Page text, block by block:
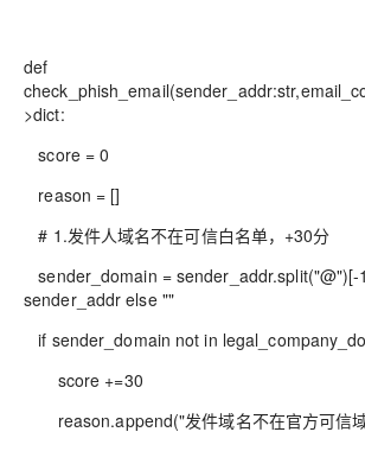
def
>dict:
score = 0
reason = []
# 1.发件人域名不在可信白名单，+30分
sender_domain = sender_addr.split("@")[-
sender_addr else ""
if sender_domain not in
score +=30
reason.append("发件域名不在官方可信